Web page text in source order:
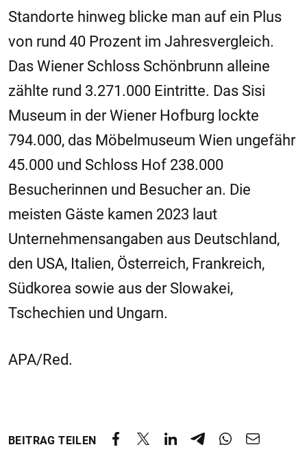
Standorte hinweg blicke man auf ein Plus
von rund 40 Prozent im Jahresvergleich.
Das Wiener Schloss Schönbrunn alleine
zählte rund 3.271.000 Eintritte. Das Sisi
Museum in der Wiener Hofburg lockte
794.000, das Möbelmuseum Wien ungefähr
45.000 und Schloss Hof 238.000
Besucherinnen und Besucher an. Die
meisten Gäste kamen 2023 laut
Unternehmensangaben aus Deutschland,
den USA, Italien, Österreich, Frankreich,
Südkorea sowie aus der Slowakei,
Tschechien und Ungarn.
APA/Red.
BEITRAG TEILEN